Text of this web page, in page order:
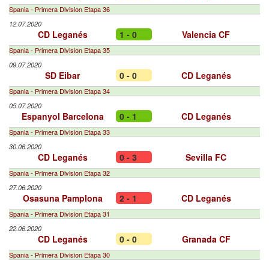
Spania - Primera Division Etapa 36
12.07.2020
CD Leganés 1 - 0 Valencia CF
Spania - Primera Division Etapa 35
09.07.2020
SD Eibar 0 - 0 CD Leganés
Spania - Primera Division Etapa 34
05.07.2020
Espanyol Barcelona 0 - 1 CD Leganés
Spania - Primera Division Etapa 33
30.06.2020
CD Leganés 0 - 3 Sevilla FC
Spania - Primera Division Etapa 32
27.06.2020
Osasuna Pamplona 2 - 1 CD Leganés
Spania - Primera Division Etapa 31
22.06.2020
CD Leganés 0 - 0 Granada CF
Spania - Primera Division Etapa 30